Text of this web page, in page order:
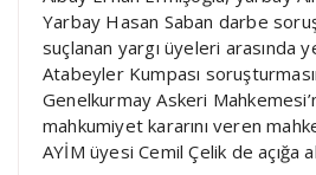
Yarbay Hasan Saban darbe
suçlanan yargı üyeleri arasında
Atabeyler Kumpası
Genelkurmay Askeri
mahkumiyet kararını veren
AYİM üyesi Cemil Çelik de açığa